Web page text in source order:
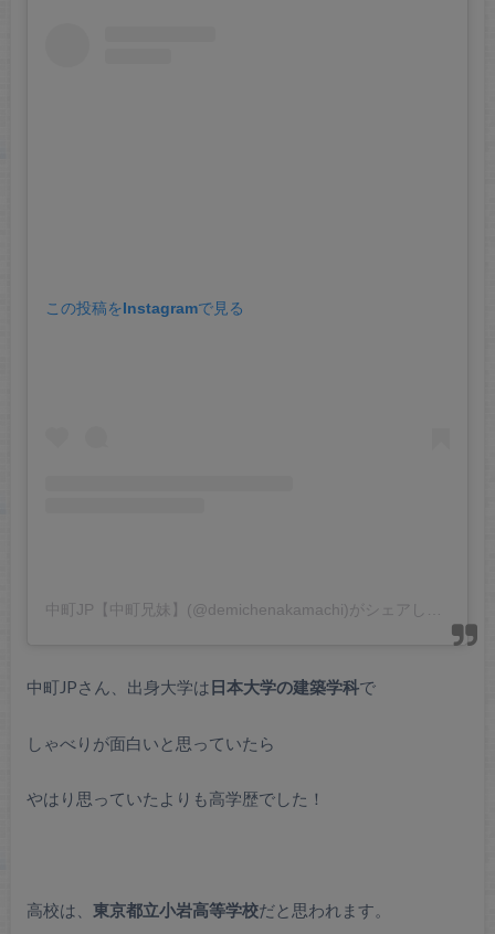
この投稿をInstagramで見る
中町JP【中町兄妹】(@demichenakamachi)がシェアした投稿
中町JPさん、出身大学は日本大学の建築学科で
しゃべりが面白いと思っていたら
やはり思っていたよりも高学歴でした！
高校は、 東京都立小岩高等学校だと思われます。